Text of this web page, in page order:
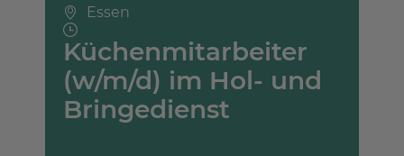
Essen
Küchenmitarbeiter
(w/m/d) im Hol- und
Bringedienst